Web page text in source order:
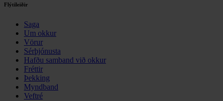
Flýtileiðir
Saga
Um okkur
Vörur
Sérþjónusta
Hafðu samband við okkur
Fréttir
Þekking
Myndband
Veftré